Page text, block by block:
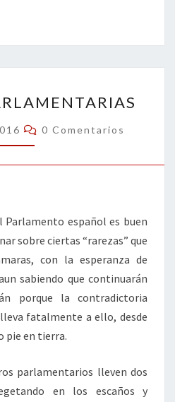
p
ar
tir
PARLAMENTARIAS
Comentarios
0 Comentarios
Parlamento español es buen
sobre ciertas “rarezas” que
con la esperanza de
sabiendo que continuarán
porque la contradictoria
fatalmente a ello, desde
pie en tierra.
parlamentarios lleven dos
en los escaños y